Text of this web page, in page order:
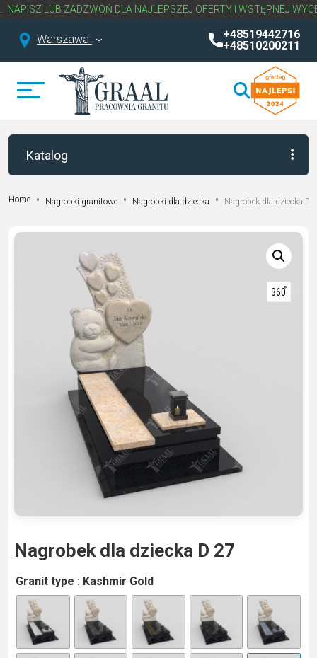
LUB ZADZWOŃ DLA NAJLEPSZEJ OFERTY I WSTĘPNEJ WYCENY
Warszawa
+48519442716
+48510200211
Katalog
Home Nagrobki granitowe Nagrobki dla dziecka Nagrobek dla dziecka D
Nagrobek dla dziecka D 27
Granit type : Kashmir Gold
A
lt
n